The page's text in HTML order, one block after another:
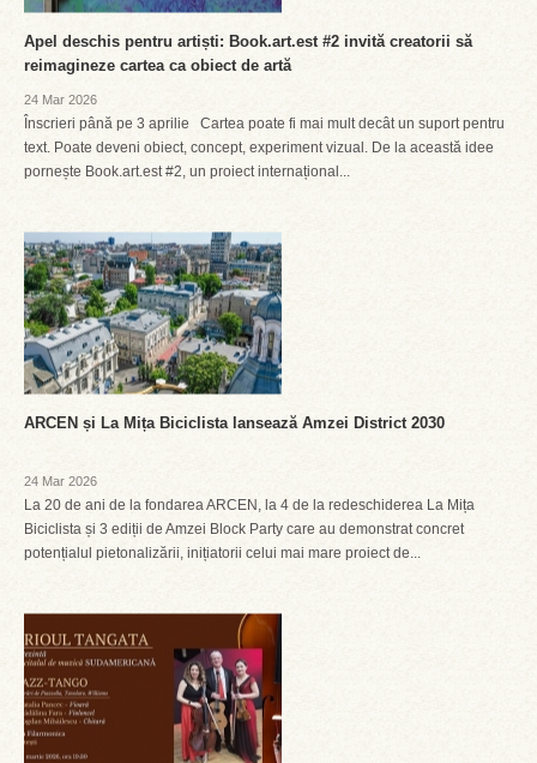
Apel deschis pentru artiști: Book.art.est #2 invită creatorii să
reimagineze cartea ca obiect de artă
24 Mar 2026
Înscrieri până pe 3 aprilie Cartea poate fi mai mult decât un suport pentru
text. Poate deveni obiect, concept, experiment vizual. De la această idee
pornește Book.art.est #2, un proiect internațional...
ARCEN și La Mița Biciclista lansează Amzei District 2030
24 Mar 2026
La 20 de ani de la fondarea ARCEN, la 4 de la redeschiderea La Mița
Biciclista și 3 ediții de Amzei Block Party care au demonstrat concret
potențialul pietonalizării, inițiatorii celui mai mare proiect de...